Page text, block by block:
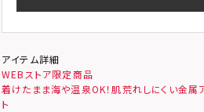
アイテム詳細
WEBストア限定商品
着けたまま海や温泉OK！肌荒れしにくい金属
ト